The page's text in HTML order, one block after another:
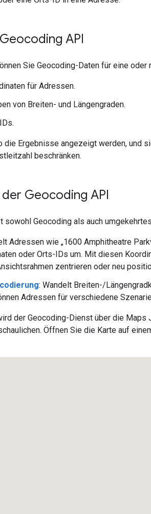
API
Sie Geocoding-Daten für eine
für Adressen.
von Breiten- und Längengraden.
die Ergebnisse angezeigt werden,
beschränken.
der Geocoding API
sowohl Geocoding als auch
Adressen wie „1600 Amphitheatre
oder Orts-IDs um. Mit diesen
zentrieren oder neu
: Wandelt Breiten-/
Adressen für verschiedene
der Geocoding-Dienst über die
Öffnen Sie die Karte auf